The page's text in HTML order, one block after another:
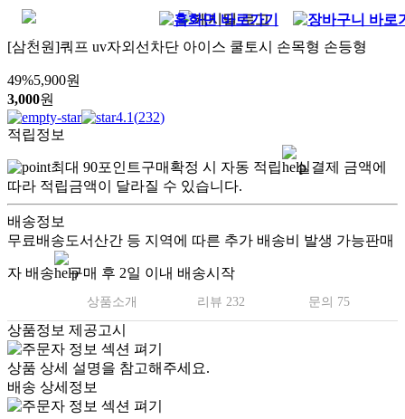
[삼천원]쿼프 uv자외선차단 아이스 쿨토시 손목형 손등형
49%5,900원
3,000원
4.1(232)
적립정보
최대 90포인트구매확정 시 자동 적립
실결제 금액에
따라 적립금액이 달라질 수 있습니다.
배송정보
무료배송도서산간 등 지역에 따른 추가 배송비 발생 가능판매
자 배송 구매 후 2일 이내 배송시작
상품소개 리뷰 232 문의 75
상품정보 제공고시
상품 상세 설명을 참고해주세요.
배송 상세정보